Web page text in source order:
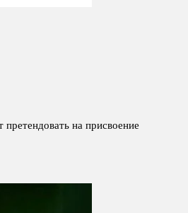
на присвоение